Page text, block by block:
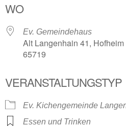
WO
Ev. Gemeindehaus
Alt Langenhain 41,
65719
VERANSTALTUNGSTYP
Ev. Kichengemeinde
Essen und Trinken